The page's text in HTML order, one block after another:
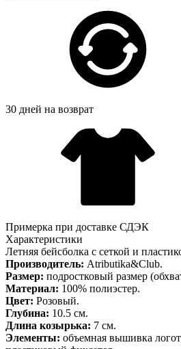
30 дней на возврат
Примерка при доставке СДЭК
Характеристики
Летняя бейсболка с сеткой и
Производитель: Atributika&Club.
Размер: подростковый размер
Материал: 100% полиэстер.
Цвет: Розовый.
Глубина: 10.5 см.
Длина козырька: 7 см.
Элементы: объемная вышивка